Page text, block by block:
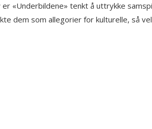
«Underbildene» tenkt å uttrykke
dem som allegorier for kulturelle, så